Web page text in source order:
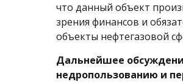
что данный объект
зрения финансов и
объекты нефтегазовой
Дальнейшее
недропользованию и